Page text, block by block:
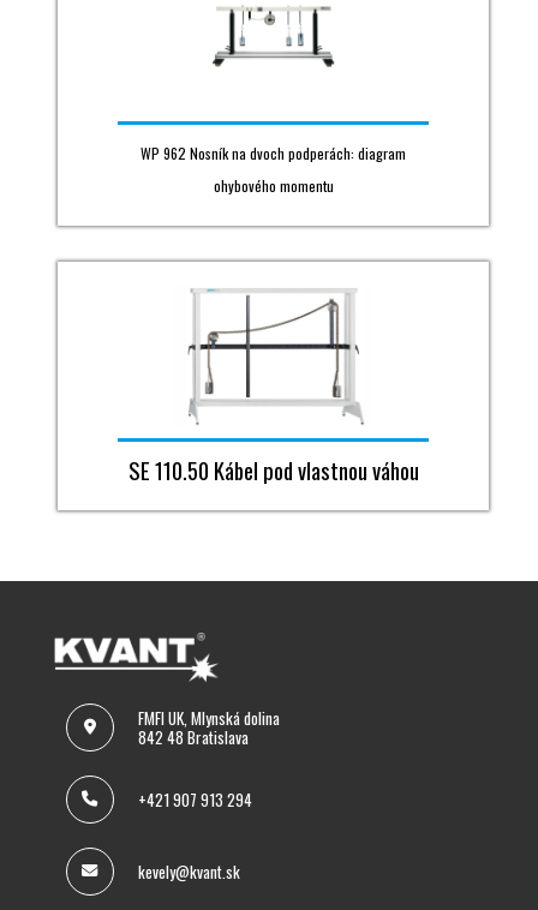
WP 962 Nosník na dvoch podperách: diagram
ohybového momentu
SE 110.50 Kábel pod vlastnou váhou
FMFI UK, Mlynská dolina
842 48 Bratislava
+421 907 913 294
kevely@kvant.sk